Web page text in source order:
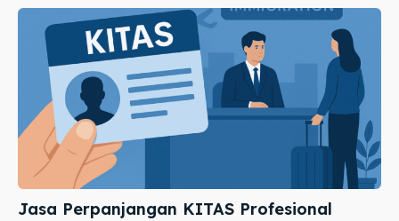
Jasa Perpanjangan KITAS Profesional